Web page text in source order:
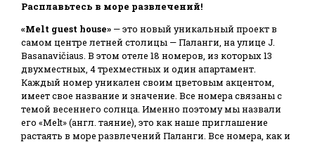
Расплавьтесь в море развлечений!
«Melt guest house» — это новый уникальный проект в
самом центре летней столицы — Паланги, на улице J.
Basanavičiaus. В этом отеле 18 номеров, из которых 13
двухместных, 4 трехместных и один апартамент.
Каждый номер уникален своим цветовым акцентом,
имеет свое название и значение. Все номера связаны с
темой весеннего солнца. Именно поэтому мы назвали
его «Melt» (англ. таяние), это как наше приглашение
растаять в море развлечений Паланги. Все номера, как и